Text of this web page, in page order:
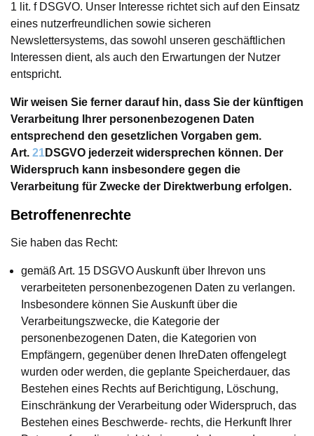
1 lit. f DSGVO. Unser Interesse richtet sich auf den Einsatz
eines nutzerfreundlichen sowie sicheren
Newslettersystems, das sowohl unseren geschäftlichen
Interessen dient, als auch den Erwartungen der Nutzer
entspricht.
Wir weisen Sie ferner darauf hin, dass Sie der künftigen
Verarbeitung Ihrer personenbezogenen Daten
entsprechend den gesetzlichen Vorgaben gem.
Art. 21DSGVO jederzeit widersprechen können. Der
Widerspruch kann insbesondere gegen die
Verarbeitung für Zwecke der Direktwerbung erfolgen.
Betroffenenrechte
Sie haben das Recht:
gemäß Art. 15 DSGVO Auskunft über Ihrevon uns
verarbeiteten personenbezogenen Daten zu verlangen.
Insbesondere können Sie Auskunft über die
Verarbeitungszwecke, die Kategorie der
personenbezogenen Daten, die Kategorien von
Empfängern, gegenüber denen IhreDaten offengelegt
wurden oder werden, die geplante Speicherdauer, das
Bestehen eines Rechts auf Berichtigung, Löschung,
Einschränkung der Verarbeitung oder Widerspruch, das
Bestehen eines Beschwerde- rechts, die Herkunft Ihrer